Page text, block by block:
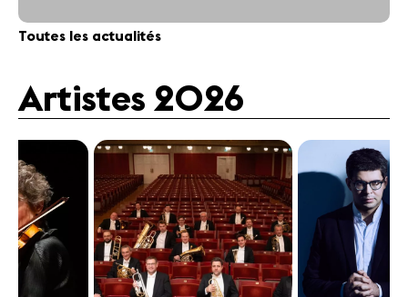
Toutes les actualités
Artistes 2026